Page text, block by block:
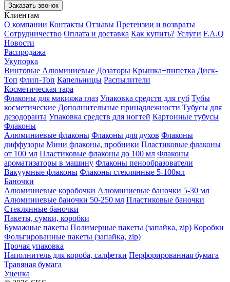
Заказать звонок
Клиентам
О компании Контакты Отзывы Претензии и возвраты
Сотрудничество Оплата и доставка Как купить? Услуги F.A.Q
Новости
Распродажа
Укупорка
Винтовые Алюминиевые Дозаторы Крышка+пипетка Диск-
Топ Флип-Топ Капельницы Распылители
Косметическая тара
Флаконы для макияжа глаз Упаковка средств для губ Тубы
косметические Дополнительные принадлежности Тубусы для
дезодоранта Упаковка средств для ногтей Картонные тубусы
Флаконы
Алюминиевые флаконы Флаконы для духов Флаконы
диффузоры Мини флаконы, пробники Пластиковые флаконы
от 100 мл Пластиковые флаконы до 100 мл Флаконы
ароматизаторы в машину Флаконы пенообразователи
Вакуумные флаконы Флаконы стеклянные 5-100мл
Баночки
Алюминиевые коробочки Алюминиевые баночки 5-30 мл
Алюминиевые баночки 50-250 мл Пластиковые баночки
Стеклянные баночки
Пакеты, сумки, коробки
Бумажные пакеты Полимерные пакеты (запайка, zip) Коробки
Фольгированные пакеты (запайка, zip)
Прочая упаковка
Наполнитель для короба, салфетки Перфорированная бумага
Травяная бумага
Уценка